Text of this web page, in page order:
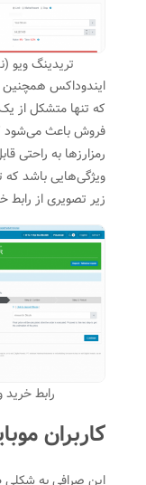
تریدینگ ویو
ایندوداکس همچنین
که تنها متشکل از
فروش باعث می‌شود
رمزارزها به راحتی
ویژگی‌هایی باشد که
زیر تصویری از
رابط
کاربران
این صرافی به